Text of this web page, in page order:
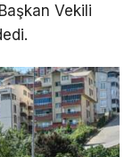
Vekili